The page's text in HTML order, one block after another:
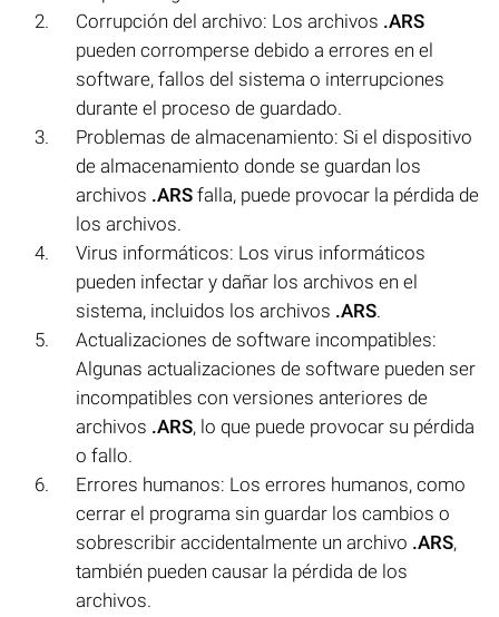
Corrupción del archivo: Los archivos .ARS
pueden corromperse debido a errores en el
software, fallos del sistema o interrupciones
durante el proceso de guardado.
Problemas de almacenamiento: Si el dispositivo
de almacenamiento donde se guardan los
archivos .ARS falla, puede provocar la pérdida de
los archivos.
Virus informáticos: Los virus informáticos
pueden infectar y dañar los archivos en el
sistema, incluidos los archivos .ARS.
Actualizaciones de software incompatibles:
Algunas actualizaciones de software pueden ser
incompatibles con versiones anteriores de
archivos .ARS, lo que puede provocar su pérdida
o fallo.
Errores humanos: Los errores humanos, como
cerrar el programa sin guardar los cambios o
sobrescribir accidentalmente un archivo .ARS,
también pueden causar la pérdida de los
archivos.